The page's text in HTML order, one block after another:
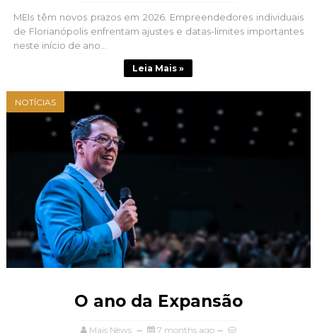
MEIs têm novos prazos em 2026. Empreendedores individuais
de Florianópolis enfrentam ajustes e datas-limites importantes
neste início de ano...
Leia Mais »
NOTÍCIAS
O ano da Expansão
Mais News 7 months ago